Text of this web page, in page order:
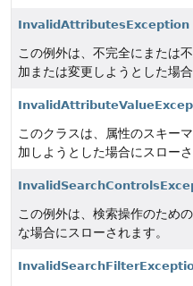
InvalidAttributesException
この例外は、不完全にまたは
加または変更しようとした場
このクラスは、属性のスキー
加しようとした場合にスローさ
この例外は、検索操作のため
な場合にスローされます。